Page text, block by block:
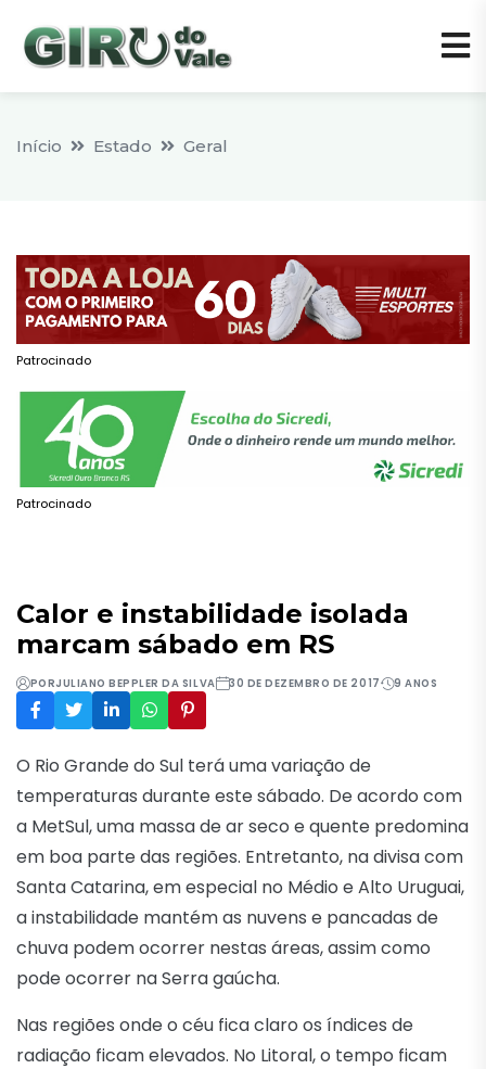
Início Estado Geral
Patrocinado
Patrocinado
Calor e instabilidade isolada
marcam sábado em RS
PORJULIANO BEPPLER DA SILVA 30 DE DEZEMBRO DE 2017 9 ANOS
O Rio Grande do Sul terá uma variação de
temperaturas durante este sábado. De acordo com
a MetSul, uma massa de ar seco e quente predomina
em boa parte das regiões. Entretanto, na divisa com
Santa Catarina, em especial no Médio e Alto Uruguai,
a instabilidade mantém as nuvens e pancadas de
chuva podem ocorrer nestas áreas, assim como
pode ocorrer na Serra gaúcha.
Nas regiões onde o céu fica claro os índices de
radiação ficam elevados. No Litoral, o tempo ficam